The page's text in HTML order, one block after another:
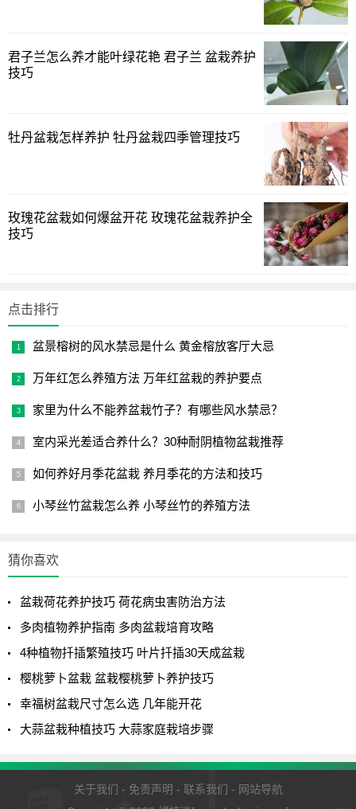
鹤望兰是近几年来比较流行的网红绿植，鹤望兰也是一种
非常高大的盆栽绿植。它的叶片油绿而硕大，造型十分优
美，欣长而漂亮，飘逸而洒脱，开花时灵动而生机。但是在
客厅里摆放的鹤望兰，不必追求它开花，只是观叶就可以
了，因为在客厅中一般光照不足。而且我们买的鹤望兰一般
是观叶儿型的，不会轻易开花，所以只选择株型漂亮的观叶
1
下一页
君子兰怎么养才能叶绿花艳 君子兰 盆栽养护
技巧
牡丹盆栽怎样养护 牡丹盆栽四季管理技巧
玫瑰花盆栽如何爆盆开花 玫瑰花盆栽养护全
技巧
点击排行
盆景榕树的风水禁忌是什么 黄金榕放客厅大忌
万年红怎么养殖方法 万年红盆栽的养护要点
家里为什么不能养盆栽竹子？有哪些风水禁忌？
室内采光差适合养什么？30种耐阴植物盆栽推荐
如何养好月季花盆栽 养月季花的方法和技巧
小琴丝竹盆栽怎么养 小琴丝竹的养殖方法
猜你喜欢
盆栽荷花养护技巧 荷花病虫害防治方法
多肉植物养护指南 多肉盆栽培育攻略
4种植物扦插繁殖技巧 叶片扦插30天成盆栽
樱桃萝卜盆栽 盆栽樱桃萝卜养护技巧
幸福树盆栽尺寸怎么选 几年能开花
大蒜盆栽种植技巧 大蒜家庭栽培步骤
关于我们 - 免责声明 - 联系我们 - 网站导航